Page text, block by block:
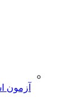
آزمون